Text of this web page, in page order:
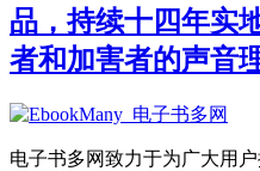
品，持续十四年实
者和加害者的声音
电子书多网致力于为广大用